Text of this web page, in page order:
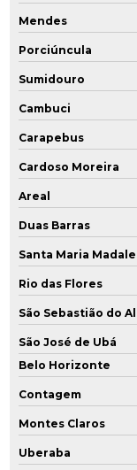
Monitoramento
Monitoramento
Monitoramento
Monitoramento
Monitoramento
Monitoramento da
Monitoramento
Orçamento
Passivo
Perfuração e
Perfuração de
Plano de
Mendes
Porciúncula
Sumidouro
Cambuci
Carapebus
Cardoso Moreira
Areal
Duas Barras
Santa Maria
Rio das Flores
São Sebastião do
São José de Ubá
Belo Horizonte
Contagem
Montes Claros
Uberaba